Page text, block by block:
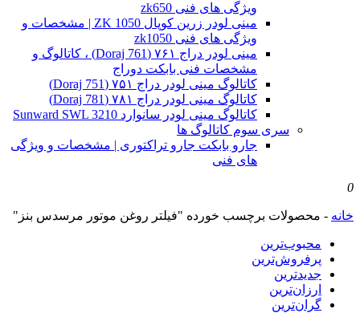
ویژگی های فنی zk650
مینی لودر زرین کوپال ZK 1050 | مشخصات و
ویژگی های فنی zk1050
مینی لودر دراج ۷۶۱ (Doraj 761) ، کاتالوگ و
مشخصات فنی بابکت دوراج
کاتالوگ مینی لودر دراج ۷۵۱ (Doraj 751)
کاتالوگ مینی لودر دراج ۷۸۱ (Doraj 781)
کاتالوگ مینی لودر سانوارد Sunward SWL 3210
سری سوم کاتالوگ ها
جارو بابکت جارو تراکتوری | مشخصات و ویژگی
های فنی
0
خانه - محصولات برچسب خورده "فیلتر روغن موتور مرسدس بنز"
محبوب‌ترین
پرفروش‌ترین
جدیدترین
ارزان‌ترین
گران‌ترین